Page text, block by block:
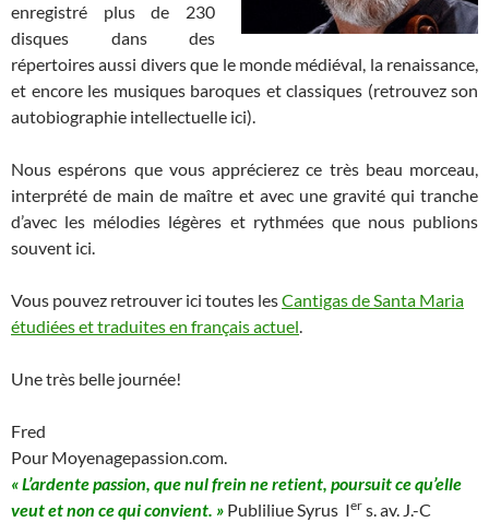
enregistré plus de 230
disques dans des
répertoires aussi divers que le monde médiéval, la renaissance,
et encore les musiques baroques et classiques (retrouvez son
autobiographie intellectuelle ici).
Nous espérons que vous apprécierez ce très beau morceau,
interprété de main de maître et avec une gravité qui tranche
d’avec les mélodies légères et rythmées que nous publions
souvent ici.
Vous pouvez retrouver ici toutes lesCantigas de Santa Maria
étudiées et traduites en français actuel.
Une très belle journée!
Fred
Pour Moyenagepassion.com.
« L’ardente passion, que nul frein ne retient, poursuit ce qu’elle
veut et non ce qui convient. » Publiliue Syrus Ier s. av. J.-C